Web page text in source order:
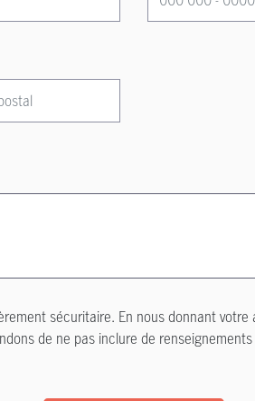
sécuritaire. En nous donnant
de ne pas inclure de